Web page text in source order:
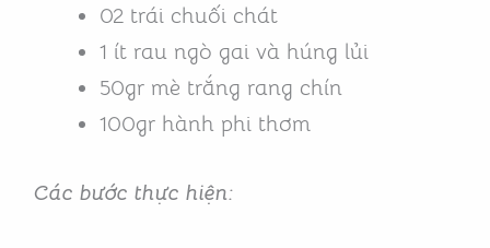
02 trái chuối chát
1 ít rau ngò gai và húng lủi
50gr mè trắng rang chín
100gr hành phi thơm
Các bước thực hiện: